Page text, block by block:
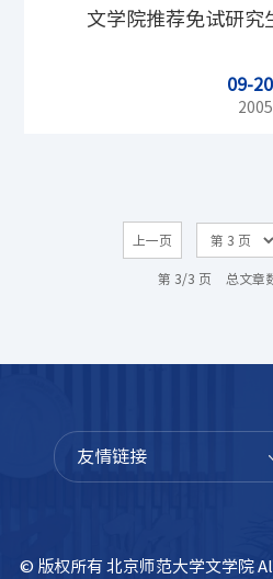
文学院推荐免试研究
09-20
2005
上一页
第 3/3 页 总文章
友情链接
© 版权所有 北京师范大学文学院